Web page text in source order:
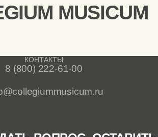
MUSICUM
КОНТАКТЫ
8 (800) 222-61-00